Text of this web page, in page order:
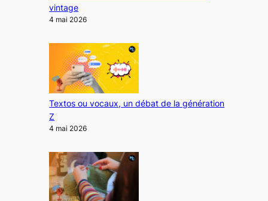
vintage
4 mai 2026
Textos ou vocaux, un débat de la génération
Z
4 mai 2026